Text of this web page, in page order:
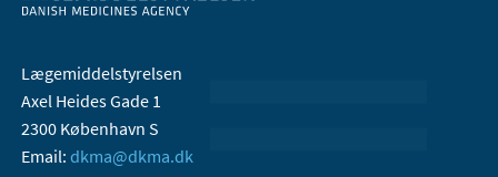
Lægemiddelstyrelsen
Axel Heides Gade 1
2300 København S
Email: dkma@dkma.dk